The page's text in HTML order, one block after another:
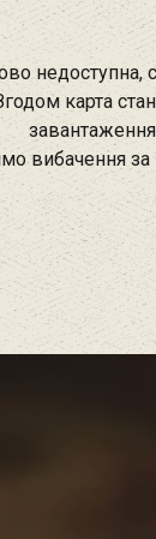
недоступна,
карта
вибачення за